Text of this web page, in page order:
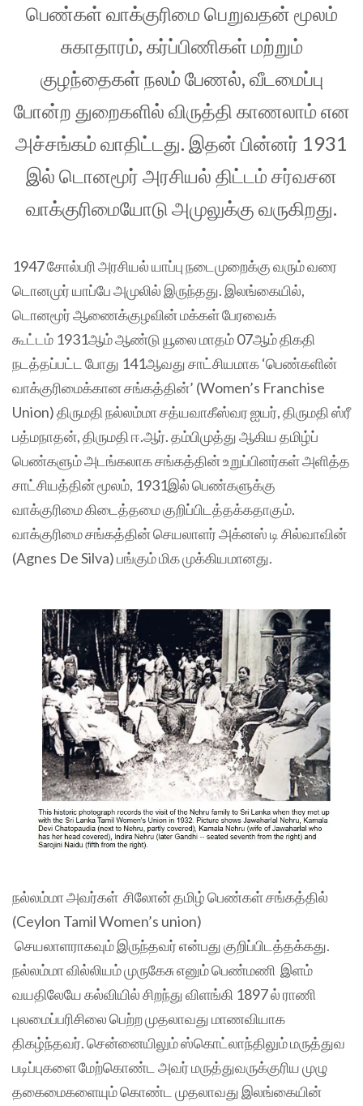
பெண்கள் வாக்குரிமை பெறுவதன் மூலம்
சுகாதாரம், கர்ப்பிணிகள் மற்றும்
குழந்தைகள் நலம் பேணல், வீடமைப்பு
போன்ற துறைகளில் விருத்தி காணலாம் என
அச்சங்கம் வாதிட்டது. இதன் பின்னர் 1931
இல் டொனமூர் அரசியல் திட்டம் சர்வசன
வாக்குரிமையோடு அமுலுக்கு வருகிறது.
1947 சோல்பரி அரசியல் யாப்பு நடைமுறைக்கு வரும் வரை
டொனமுர் யாப்பே அமுலில் இருந்தது. இலங்கையில்,
டொனமூர் ஆணைக்குழவின் மக்கள் பேரவைக்
கூட்டம் 1931ஆம் ஆண்டு யூலை மாதம் 07ஆம் திகதி
நடத்தப்பட்ட போது 141ஆவது சாட்சியமாக ‘பெண்களின்
வாக்குரிமைக்கான சங்கத்தின்’ (Women’s Franchise
Union) திருமதி நல்லம்மா சத்யவாகீஸ்வர ஐயர், திருமதி ஸ்ரீ
பத்மநாதன், திருமதி ஈ.ஆர். தம்பிமுத்து ஆகிய தமிழ்ப்
பெண்களும் அடங்கலாக சங்கத்தின் உறுப்பினர்கள் அளித்த
சாட்சியத்தின் மூலம், 1931இல் பெண்களுக்கு
வாக்குரிமை கிடைத்தமை குறிப்பிடத்தக்கதாகும்.
வாக்குரிமை சங்கத்தின் செயலாளர் அக்னஸ் டி சில்வாவின்
(Agnes De Silva) பங்கும் மிக முக்கியமானது.
நல்லம்மா அவர்கள் சிலோன் தமிழ் பெண்கள் சங்கத்தில்
(Ceylon Tamil Women’s union)
செயலாளராகவும் இருந்தவர் என்பது குறிப்பிடத்தக்கது.
நல்லம்மா வில்லியம் முருகேசு எனும் பெண்மணி இளம்
வயதிலேயே கல்வியில் சிறந்து விளங்கி 1897 ல் ராணி
புலமைப்பரிசிலை பெற்ற முதலாவது மாணவியாக
திகழ்ந்தவர். சென்னையிலும் ஸ்கொட்லாந்திலும் மருத்துவ
படிப்புகளை மேற்கொண்ட அவர் மருத்துவருக்குரிய முழு
தகைமைகளையும் கொண்ட முதலாவது இலங்கையின்